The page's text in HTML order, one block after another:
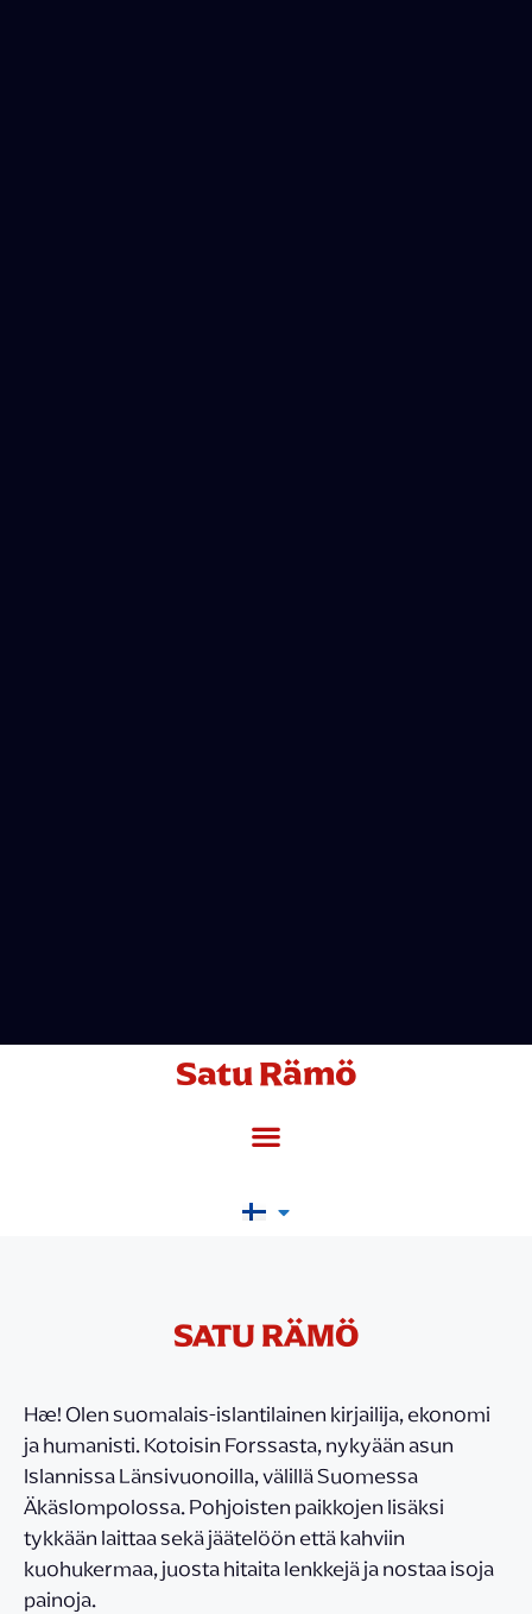
Satu Rämö
SATU RÄMÖ
Hæ! Olen suomalais-islantilainen kirjailija, ekonomi
ja humanisti. Kotoisin Forssasta, nykyään asun
Islannissa Länsivuonoilla, välillä Suomessa
Äkäslompolossa. Pohjoisten paikkojen lisäksi
tykkään laittaa sekä jäätelöön että kahviin
kuohukermaa, juosta hitaita lenkkejä ja nostaa isoja
painoja.